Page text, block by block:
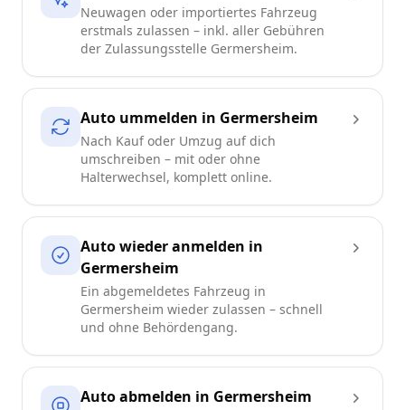
Neuwagen oder importiertes Fahrzeug
erstmals zulassen – inkl. aller Gebühren
der Zulassungsstelle Germersheim.
Auto ummelden in Germersheim
Nach Kauf oder Umzug auf dich
umschreiben – mit oder ohne
Halterwechsel, komplett online.
Auto wieder anmelden in
Germersheim
Ein abgemeldetes Fahrzeug in
Germersheim wieder zulassen – schnell
und ohne Behördengang.
Auto abmelden in Germersheim